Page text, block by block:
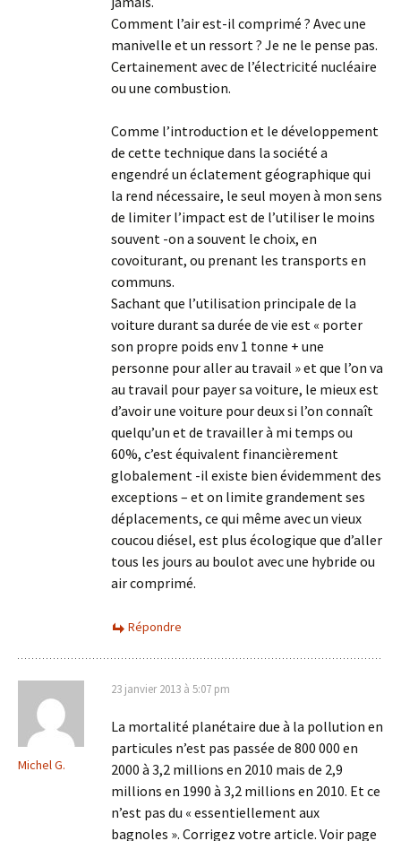
Comment l’air est-il comprimé ? Avec une
manivelle et un ressort ? Je ne le pense pas.
Certainement avec de l’électricité nucléaire
ou une combustion.
Comme l’introduction et le développement
de cette technique dans la société a
engendré un éclatement géographique qui
la rend nécessaire, le seul moyen à mon sens
de limiter l’impact est de l’utiliser le moins
souvent -on a souvent le choix, en
covoiturant, ou prenant les transports en
communs.
Sachant que l’utilisation principale de la
voiture durant sa durée de vie est « porter
son propre poids env 1 tonne + une
personne pour aller au travail » et que l’on va
au travail pour payer sa voiture, le mieux est
d’avoir une voiture pour deux si l’on connaît
quelqu’un et de travailler à mi temps ou
60%, c’est équivalent financièrement
globalement -il existe bien évidemment des
exceptions – et on limite grandement ses
déplacements, ce qui même avec un vieux
coucou diésel, est plus écologique que d’aller
tous les jours au boulot avec une hybride ou
air comprimé.
Répondre
Michel G.
23 janvier 2013 à 5:07 pm
La mortalité planétaire due à la pollution en
particules n’est pas passée de 800 000 en
2000 à 3,2 millions en 2010 mais de 2,9
millions en 1990 à 3,2 millions en 2010. Et ce
n’est pas du « essentiellement aux
bagnoles ». Corrigez votre article. Voir page